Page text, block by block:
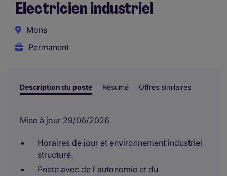
Electricien industriel
Mons
Permanent
Description du poste Résumé Offres similaires
Mise à jour 29/06/2026
Horaires de jour et environnement industriel
structuré.
Poste avec de l'autonomie et du